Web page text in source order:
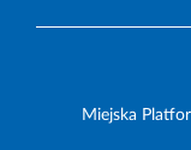
Miejska